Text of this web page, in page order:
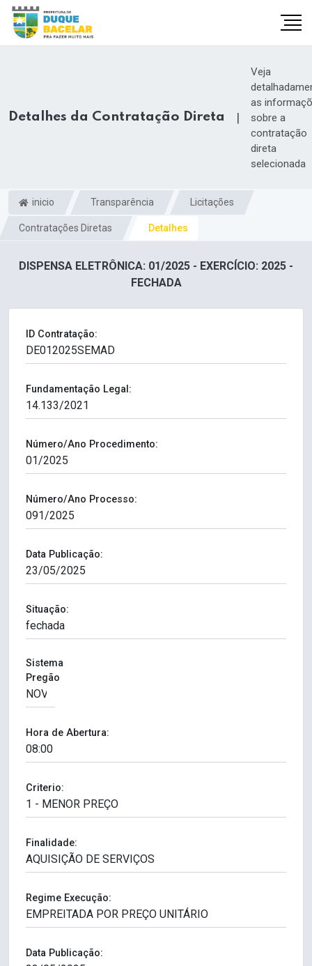
Detalhes da Contratação Direta |
Veja
as
sobre a
contratação
direta
selecionada
inicio Transparência Licitações
Contratações Diretas Detalhes
DISPENSA ELETRÔNICA: 01/2025 - EXERCÍCIO: 2025 -
FECHADA
ID Contratação:
Fundamentação Legal:
Número/Ano Procedimento:
Número/Ano Processo:
Data Publicação:
Situação:
Sistema
Pregão
Hora de Abertura:
Criterio:
Finalidade:
Regime Execução:
Data Publicação: